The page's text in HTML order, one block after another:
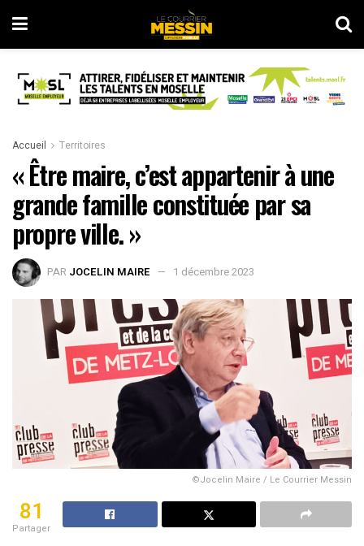
Accueil Territoires
« Être maire, c’est appartenir à une
grande famille constituée par sa
propre ville. »
PAR JOCELIN MAIRE 1 décembre 2023
©Jocelin Maire / Le Courrier Messin
81
Partager